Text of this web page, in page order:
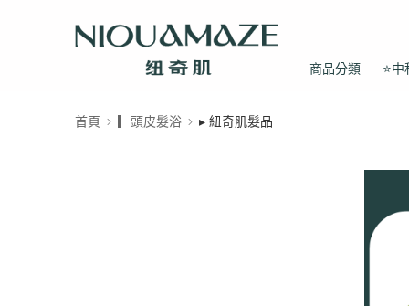
商品分類 ⭐中
首頁 ▎頭皮髮浴 ▸ 紐奇肌髮品